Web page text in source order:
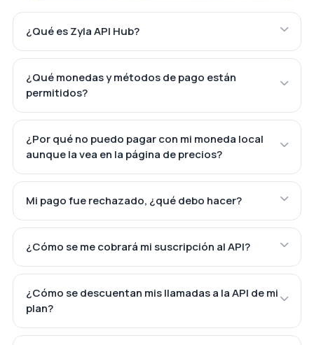
¿Qué es Zyla API Hub?
¿Qué monedas y métodos de pago están
permitidos?
¿Por qué no puedo pagar con mi moneda local
aunque la vea en la página de precios?
Mi pago fue rechazado, ¿qué debo hacer?
¿Cómo se me cobrará mi suscripción al API?
¿Cómo se descuentan mis llamadas a la API de mi
plan?